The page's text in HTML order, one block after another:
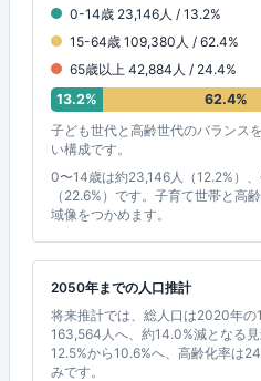
0-14歳 23,146人 / 13.2%
15-64歳 109,380人 / 62.4%
65歳以上 42,884人 / 24.4%
13.2%
62.4%
子ども世代と高齢世代のバランス
い構成です。
0〜14歳は約23,146人（12.2%）
（22.6%）です。子育て世帯と高
域像をつかめます。
2050年までの人口推計
将来推計では、総人口は2020年
163,564人へ、約14.0%減となる
12.5%から10.6%へ、高齢化率は
みです。